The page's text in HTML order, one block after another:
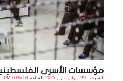
مؤسسات الأسرى
السبت , 29 نـوفـمـبـر , 2025 الساعة 6:05:53 PM